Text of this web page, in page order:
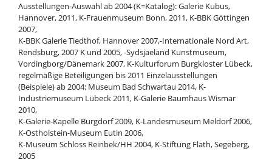
Ausstellungen-Auswahl ab 2004 (K=Katalog): Galerie Kubus,
Hannover, 2011, K-Frauenmuseum Bonn, 2011, K-BBK Göttingen
2007,
K-BBK Galerie Tiedthof, Hannover 2007,-Internationale Nord Art,
Rendsburg, 2007 K und 2005, -Sydsjaeland Kunstmuseum,
Vordingborg/Dänemark 2007, K-Kulturforum Burgkloster Lübeck,
regelmäßige Beteiligungen bis 2011 Einzelausstellungen
(Beispiele) ab 2004: Museum Bad Schwartau 2014, K-
Industriemuseum Lübeck 2011, K-Galerie Baumhaus Wismar
2010,
K-Galerie-Kapelle Burgdorf 2009, K-Landesmuseum Meldorf 2006,
K-Ostholstein-Museum Eutin 2006,
K-Museum Schloss Reinbek/HH 2004, K-Stiftung Flath, Segeberg,
2005